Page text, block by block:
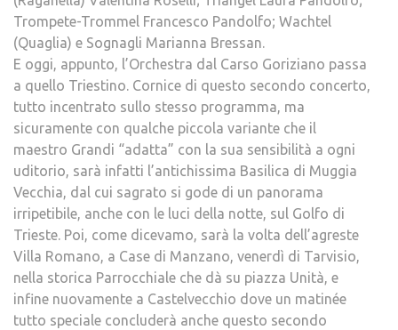
Trompete-Trommel Francesco Pandolfo; Wachtel
(Quaglia) e Sognagli Marianna Bressan.
E oggi, appunto, l’Orchestra dal Carso Goriziano passa
a quello Triestino. Cornice di questo secondo concerto,
tutto incentrato sullo stesso programma, ma
sicuramente con qualche piccola variante che il
maestro Grandi “adatta” con la sua sensibilità a ogni
uditorio, sarà infatti l’antichissima Basilica di Muggia
Vecchia, dal cui sagrato si gode di un panorama
irripetibile, anche con le luci della notte, sul Golfo di
Trieste. Poi, come dicevamo, sarà la volta dell’agreste
Villa Romano, a Case di Manzano, venerdì di Tarvisio,
nella storica Parrocchiale che dà su piazza Unità, e
infine nuovamente a Castelvecchio dove un matinée
tutto speciale concluderà anche questo secondo